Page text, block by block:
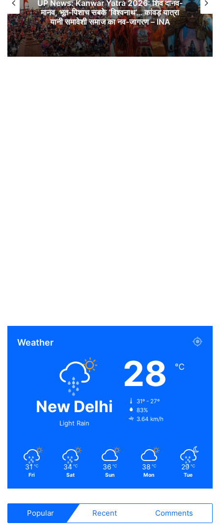
UP News: Kanwar Yatra 2026: शिव दानव-
मानव, भूत-पिशाच सबके ‘विश्वनाथ’… कांवड़ यात्रा
यानी समावेशी समाज का नव-जागरण – INA
Weather
New Delhi
Light Rain
28 ℃
31º - 27º
83%
3.64 km/h
31 ℃
Fri
34 ℃
Sat
36 ℃
Sun
38 ℃
Mon
29 ℃
Tue
Popular Recent Comments